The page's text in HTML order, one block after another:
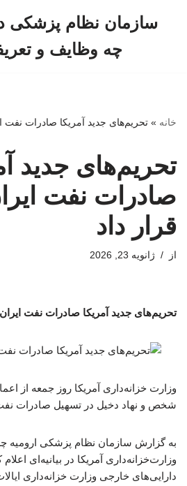
سازمان نظام پزشکی
چه وظایف و
خانه » تحریم‌های جدید آمریکا صادرات نفت
تحریم‌های جدید
صادرات نفت
قرار داد
از ژانویه 23, 2026
تحریم‌های جدید آمریکا صادرات نفت
وزارت خزانه‌داری آمریکا روز جمعه از
شخص و نهاد دخیل در تسهیل صادرات نفت
به گزارش سازمان نظام پزشکی ارومیه
وزارت‌خزانه‌داری آمریکا در بیانیه‌ای